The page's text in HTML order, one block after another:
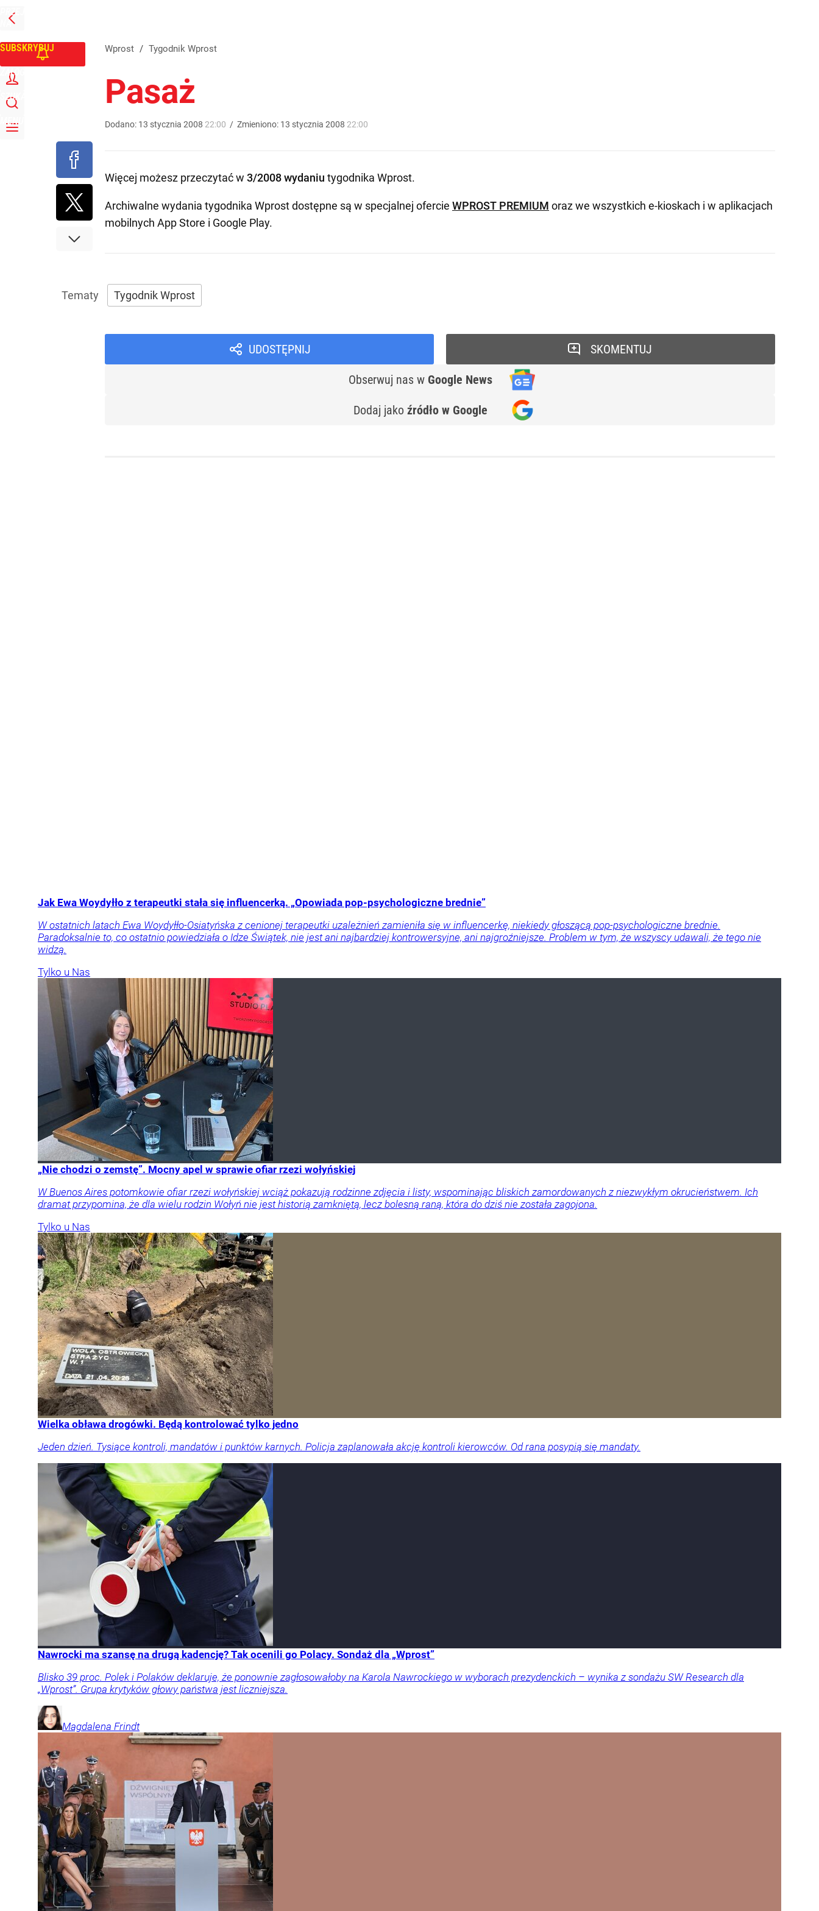
PRZEJDŹ
NA
GŁÓWNĄ
SUBSKRYBUJ
ZALOGUJ
SZUKAJ
MENU
Wprost / Tygodnik Wprost
Pasaż
Dodano: 13 stycznia 2008 22:00 / Zmieniono: 13 stycznia 2008 22:00
Więcej możesz przeczytać w 3/2008 wydaniu tygodnika Wprost.
Archiwalne wydania tygodnika Wprost dostępne są w specjalnej ofercie WPROST PREMIUM oraz we wszystkich e-kioskach i w aplikacjach
mobilnych App Store i Google Play.
Tygodnik Wprost
UDOSTĘPNIJ
Obserwuj nas w Google News
Dodaj jako źródło w Google
SKOMENTUJ
Jak Ewa Woydyłło z terapeutki stała się influencerką. „Opowiada pop-psychologiczne brednie”
W ostatnich latach Ewa Woydyłło-Osiatyńska z cenionej terapeutki uzależnień zamieniła się w influencerkę, niekiedy głoszącą pop-psychologiczne brednie.
Paradoksalnie to, co ostatnio powiedziała o Idze Świątek, nie jest ani najbardziej kontrowersyjne, ani najgroźniejsze. Problem w tym, że wszyscy udawali, że tego nie
widzą.
Tylko u Nas
„Nie chodzi o zemstę”. Mocny apel w sprawie ofiar rzezi wołyńskiej
W Buenos Aires potomkowie ofiar rzezi wołyńskiej wciąż pokazują rodzinne zdjęcia i listy, wspominając bliskich zamordowanych z niezwykłym okrucieństwem. Ich
dramat przypomina, że dla wielu rodzin Wołyń nie jest historią zamkniętą, lecz bolesną raną, która do dziś nie została zagojona.
Tylko u Nas
Wielka obława drogówki. Będą kontrolować tylko jedno
Jeden dzień. Tysiące kontroli, mandatów i punktów karnych. Policja zaplanowała akcję kontroli kierowców. Od rana posypią się mandaty.
Nawrocki ma szansę na drugą kadencję? Tak ocenili go Polacy. Sondaż dla „Wprost”
Blisko 39 proc. Polek i Polaków deklaruje, że ponownie zagłosowałoby na Karola Nawrockiego w wyborach prezydenckich – wynika z sondażu SW Research dla
„Wprost”. Grupa krytyków głowy państwa jest liczniejsza.
Magdalena Frindt